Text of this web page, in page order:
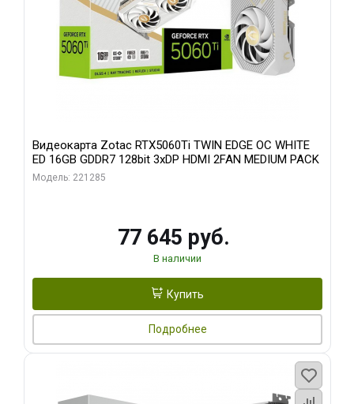
Видеокарта Zotac RTX5060Ti TWIN EDGE OC WHITE
ED 16GB GDDR7 128bit 3xDP HDMI 2FAN MEDIUM PACK
Модель: 221285
77 645 руб.
В наличии
Купить
Подробнее